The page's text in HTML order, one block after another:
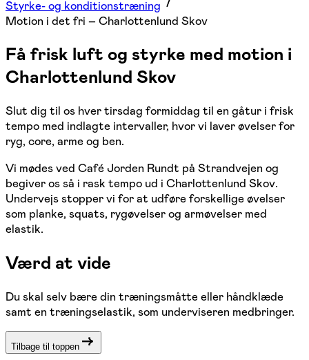
Styrke- og konditionstræning
Motion i det fri – Charlottenlund Skov
Få frisk luft og styrke med motion i
Charlottenlund Skov
Slut dig til os hver tirsdag formiddag til en gåtur i frisk
tempo med indlagte intervaller, hvor vi laver øvelser for
ryg, core, arme og ben.
Vi mødes ved Café Jorden Rundt på Strandvejen og
begiver os så i rask tempo ud i Charlottenlund Skov.
Undervejs stopper vi for at udføre forskellige øvelser
som planke, squats, rygøvelser og armøvelser med
elastik.
Værd at vide
Du skal selv bære din træningsmåtte eller håndklæde
samt en træningselastik, som underviseren medbringer.
Tilbage til toppen